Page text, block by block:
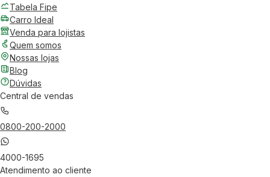
Tabela Fipe
Carro Ideal
Venda para lojistas
Quem somos
Nossas lojas
Blog
Dúvidas
Central de vendas
0800-200-2000
4000-1695
Atendimento ao cliente